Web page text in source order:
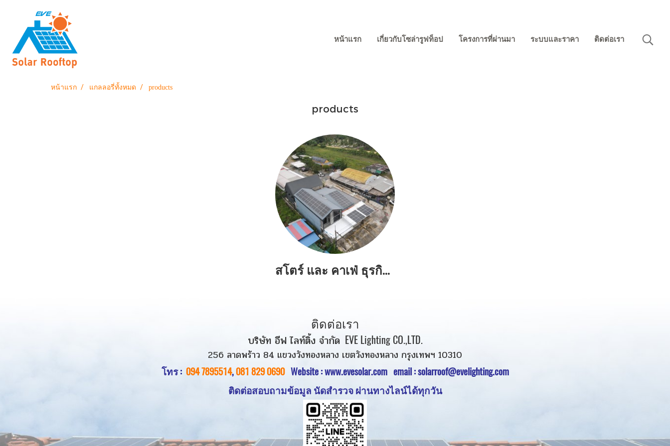
หน้าแรก เกี่ยวกับโซล่ารูฟท็อป โครงการที่ผ่านมา ระบบและราคา ติดต่อเรา
หน้าแรก แกลลอรี่ทั้งหมด products
products
สโตร์ และ คาเฟ่ ธุรกิจจำหน่ายเครื่องใช้ไฟฟ้าและเฟอร์นิเจอร์ ติดตั้งระบบออนกริดขนาด 30 กิโลวัตต์ ลดค่าไฟได้ 20,000 บาท/เดือน
ติดต่อเรา
บริษัท อีฟ ไลท์ติ้ง จำกัด EVE Lighting CO.,LTD.
256 ลาดพร้าว 84 แขวงวังทองหลาง เขตวังทองหลาง กรุงเทพฯ 10310
โทร : 094 7895514,081 829 0690Website :www.evesolar.com email : solarroof@evelighting.com
ติดต่อสอบถามข้อมูล นัดสำรวจผ่านทางไลน์ได้ทุกวัน